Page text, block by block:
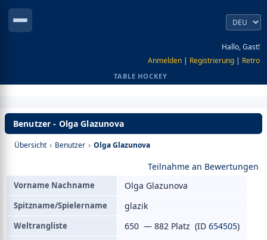
Hallo, Gast!
Anmelden | Registrierung | Retro
TABLE HOCKEY
Benutzer - Olga Glazunova
Übersicht › Benutzer › Olga Glazunova
Teilnahme an Bewertungen
Vorname Nachname Olga Glazunova
Spitzname/Spielername glazik
Weltrangliste 650 — 882 Platz (ID 654505)